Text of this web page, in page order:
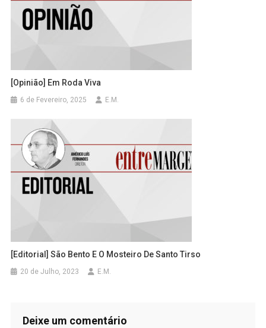
[Opinião] Em Roda Viva
6 de Fevereiro, 2025 E.M.
[Editorial] São Bento E O Mosteiro De Santo Tirso
20 de Julho, 2023 E.M.
Deixe um comentário